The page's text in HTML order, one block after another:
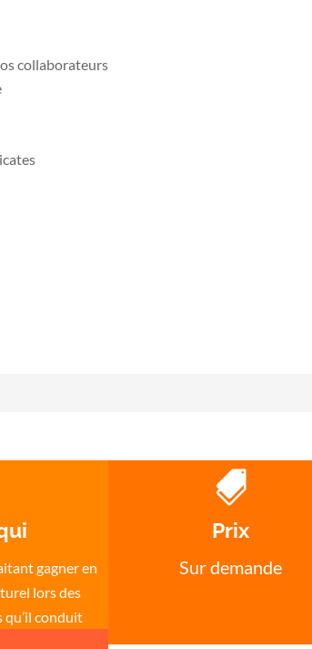
collaborateurs
gagner en
lors des
conduit

Prix
Sur demande